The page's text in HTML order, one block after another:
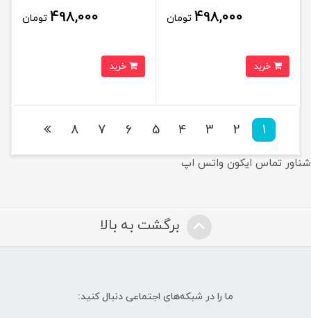
498,000 تومان 498,000 تومان
1
2
3
4
5
6
7
8
شناور تماس ایکون واتس اپ
برگشت به بالا
ما را در شبکه‌های اجتماعی دنبال کنید: